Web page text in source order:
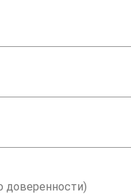
доверенности)